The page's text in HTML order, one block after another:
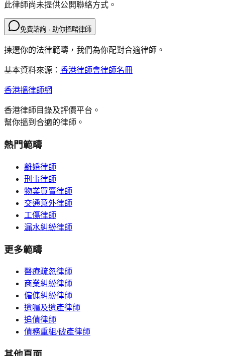
此律師尚未提供公開聯絡方式。
免費諮詢 · 助你搵啱律師
揀選你的法律範疇，我們為你配對合適律師。
基本資料來源： 香港律師會律師名冊
香港搵律師網
香港律師目錄及評價平台。
幫你搵到合適的律師。
熱門範疇
離婚律師
刑事律師
物業買賣律師
交通意外律師
工傷律師
漏水糾紛律師
更多範疇
醫療疏忽律師
商業糾紛律師
僱傭糾紛律師
遺囑及遺產律師
追債律師
債務重組/破產律師